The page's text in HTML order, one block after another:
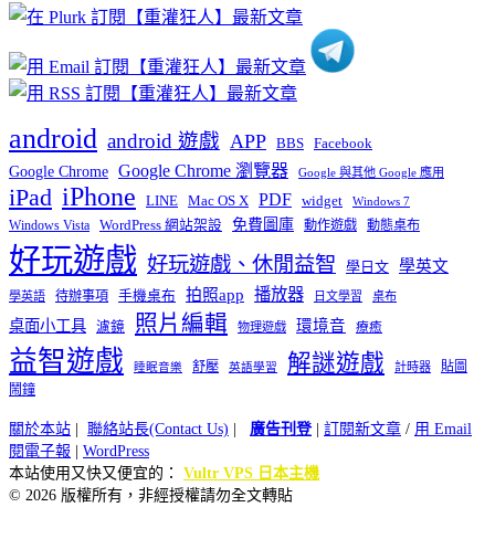
類
android android 遊戲 APP BBS Facebook
Google Chrome Google Chrome 瀏覽器 Google 與其他 Google 應用
iPad iPhone LINE Mac OS X PDF widget Windows 7
Windows Vista WordPress 網站架設 免費圖庫 動作遊戲 動態桌布
好玩遊戲 好玩遊戲、休閒益智 學日文 學英文
學英語 待辦事項 手機桌布 拍照app 播放器 日文學習 桌布
桌面小工具 濾鏡 照片編輯 物理遊戲 環境音 療癒
益智遊戲 睡眠音樂 舒壓 英語學習 解謎遊戲 計時器
貼圖
鬧鐘
關於本站 聯絡站長(Contact Us) 廣告刊登| 訂閱新文章 / 用 Email
閱電子報
WordPress
本站使用又快又便宜的： Vultr VPS 日本主機
© 2026 版權所有，非經授權請勿全文轉貼